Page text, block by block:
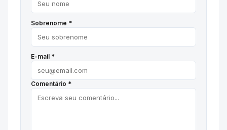
Sobrenome *
E-mail *
Comentário *